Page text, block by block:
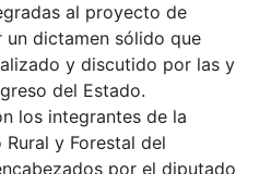
al proyecto de
dictamen sólido que
y discutido por las y
del Estado.
los integrantes de la
y Forestal del
por el diputado